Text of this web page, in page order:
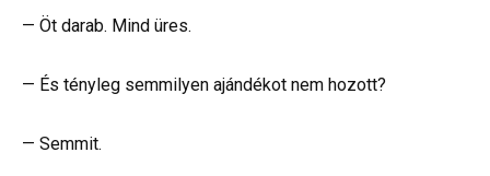
— Öt darab. Mind üres.
— És tényleg semmilyen ajándékot nem hozott?
— Semmit.